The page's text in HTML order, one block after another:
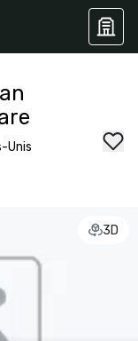
Unis
3D